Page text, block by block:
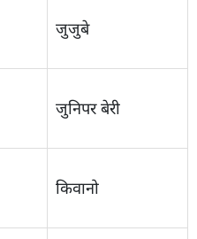
जुजुबे
जुनिपर बेरी
किवानो